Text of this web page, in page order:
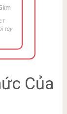
tùy
Của